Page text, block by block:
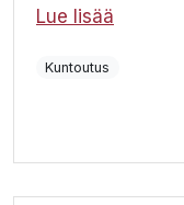
Lue lisää
Kuntoutus